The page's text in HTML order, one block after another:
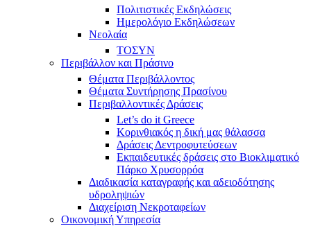
Πολιτιστικές Εκδηλώσεις
Ημερολόγιο Εκδηλώσεων
Νεολαία
ΤΟΣΥΝ
Περιβάλλον και Πράσινο
Θέματα Περιβάλλοντος
Θέματα Συντήρησης Πρασίνου
Περιβαλλοντικές Δράσεις
Let’s do it Greece
Kορινθιακός η δική μας θάλασσα
Δράσεις Δεντροφυτεύσεων
Εκπαιδευτικές δράσεις στο Βιοκλιματικό
Πάρκο Χρυσορρόα
Διαδικασία καταγραφής και αδειοδότησης
υδροληψιών
Διαχείριση Νεκροταφείων
Οικονομική Υπηρεσία